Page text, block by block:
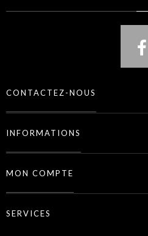
CONTACTEZ-NOUS
INFORMATIONS
MON COMPTE
SERVICES